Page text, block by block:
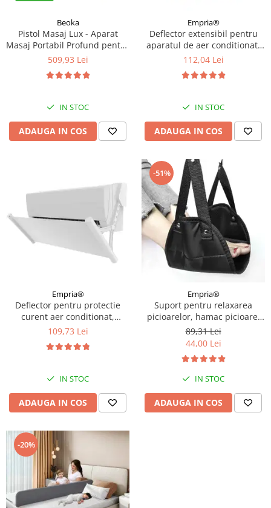
Beoka
Pistol Masaj Lux - Aparat
Masaj Portabil Profund pentru
Relaxare si Recuperare |
Barbati si Femei
509,93 Lei
IN STOC
ADAUGA IN COS
Empria®
Deflector extensibil pentru
aparatul de aer conditionat,
Empria, Transparent
112,04 Lei
IN STOC
ADAUGA IN COS
Empria®
Deflector pentru protectie
curent aer conditionat,
Empria, ajustabil pe 4
109,73 Lei
IN STOC
ADAUGA IN COS
-51%
Empria®
Suport pentru relaxarea
picioarelor, hamac picioare,
20.5 x 45 cm, Empria, Negru
89,31 Lei
44,00 Lei
IN STOC
ADAUGA IN COS
-20%